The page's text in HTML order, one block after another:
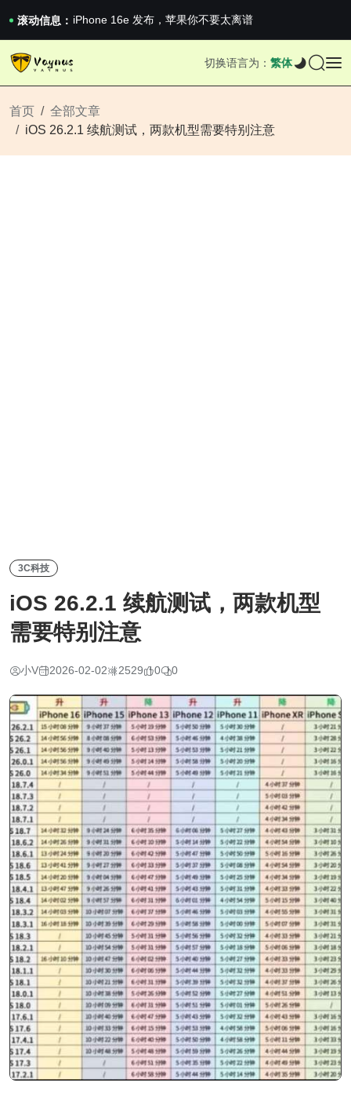
滚动信息： iPhone 16e 发布，苹果你不要太离谱
2026澳网男单收官：全满贯对上全满亚，德约...
《巅峰守卫 Highguard》正式上线，官...
切换语言为： 繁体
首页
全部文章
iOS 26.2.1 续航测试，两款机型需要特别注意
3C科技
iOS 26.2.1 续航测试，两款机型
需要特别注意
小V 2026-02-02 2529 0 0